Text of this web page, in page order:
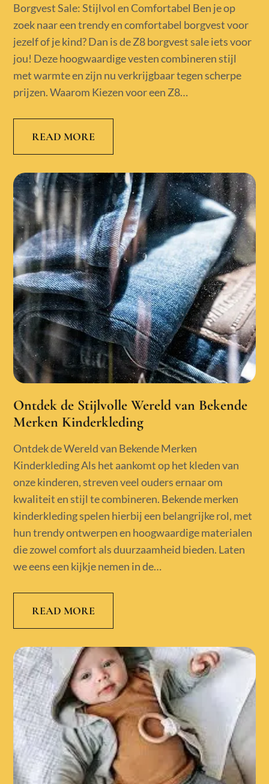
Borgvest Sale: Stijlvol en Comfortabel Ben je op
zoek naar een trendy en comfortabel borgvest voor
jezelf of je kind? Dan is de Z8 borgvest sale iets voor
jou! Deze hoogwaardige vesten combineren stijl
met warmte en zijn nu verkrijgbaar tegen scherpe
prijzen. Waarom Kiezen voor een Z8…
READ MORE
Ontdek de Stijlvolle Wereld van Bekende
Merken Kinderkleding
Ontdek de Wereld van Bekende Merken
Kinderkleding Als het aankomt op het kleden van
onze kinderen, streven veel ouders ernaar om
kwaliteit en stijl te combineren. Bekende merken
kinderkleding spelen hierbij een belangrijke rol, met
hun trendy ontwerpen en hoogwaardige materialen
die zowel comfort als duurzaamheid bieden. Laten
we eens een kijkje nemen in de…
READ MORE